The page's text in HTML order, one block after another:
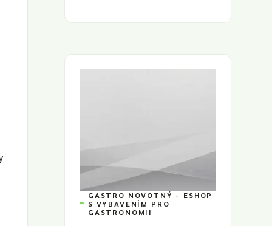
GASTRO NOVOTNÝ - ESHOP
S VYBAVENÍM PRO
GASTRONOMII